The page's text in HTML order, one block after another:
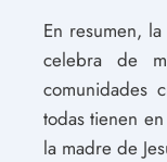
En resumen,
celebra de
comunidades
todas tienen
la madre de